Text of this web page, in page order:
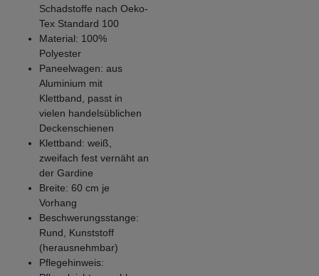
Schadstoffe nach Oeko-
Tex Standard 100
Material: 100%
Polyester
Paneelwagen: aus
Aluminium mit
Klettband, passt in
vielen handelsüblichen
Deckenschienen
Klettband: weiß,
zweifach fest vernäht an
der Gardine
Breite: 60 cm je
Vorhang
Beschwerungsstange:
Rund, Kunststoff
(herausnehmbar)
Pflegehinweis: